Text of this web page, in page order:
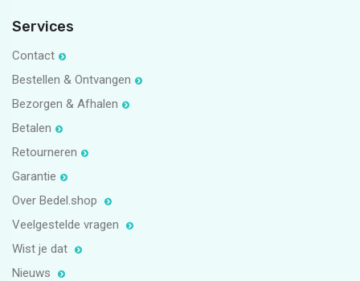
Services
Contact
Bestellen & Ontvangen
Bezorgen & Afhalen
Betalen
Retourneren
Garantie
Over Bedel.shop
Veelgestelde vragen
Wist je dat
Nieuws